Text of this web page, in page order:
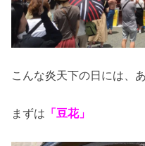
こんな炎天下の日には、
まずは 「豆花」